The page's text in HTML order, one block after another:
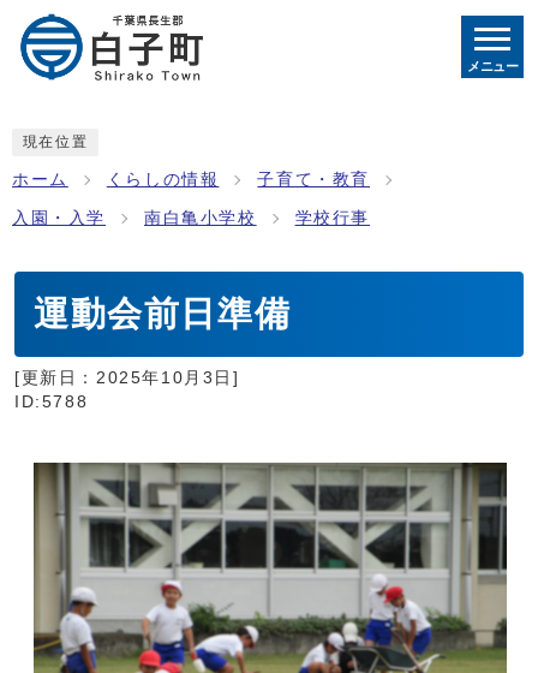
メニュー
現在位置
ホーム くらしの情報 子育て・教育
入園・入学 南白亀小学校 学校行事
運動会前日準備
[更新日： 2025年10月3日 ]
ID:5788